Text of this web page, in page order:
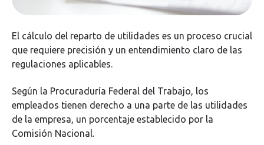
El cálculo del reparto de utilidades es un proceso crucial
que requiere precisión y un entendimiento claro de las
regulaciones aplicables.
Según la Procuraduría Federal del Trabajo, los
empleados tienen derecho a una parte de las utilidades
de la empresa, un porcentaje establecido por la
Comisión Nacional.